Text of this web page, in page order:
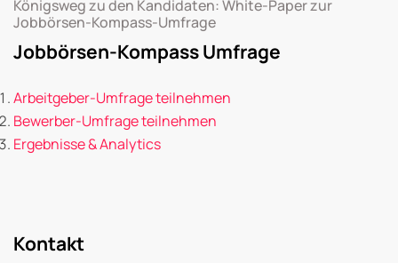
Königsweg zu den Kandidaten: White-Paper zur
Jobbörsen-Kompass-Umfrage
Jobbörsen-Kompass Umfrage
Arbeitgeber-Umfrage teilnehmen
Bewerber-Umfrage teilnehmen
Ergebnisse & Analytics
Kontakt